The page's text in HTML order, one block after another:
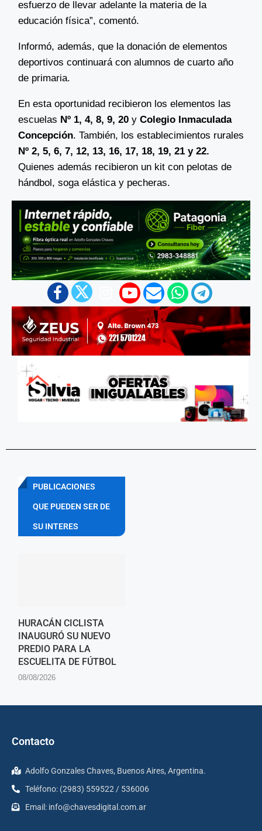
esfuerzo de llevar adelante la materia de la
educación física”, comentó.
Informó, además, que la donación de elementos
deportivos continuará con alumnos de cuarto año
de primaria.
En esta oportunidad recibieron los elementos las
escuelas Nº 1, 4, 8, 9, 20 y Colegio Inmaculada
Concepción. También, los establecimientos rurales
Nº 2, 5, 6, 7, 12, 13, 16, 17, 18, 19, 21 y 22.
Quienes además recibieron un kit con pelotas de
hándbol, soga elástica y pecheras.
PUBLICACIONES
QUE PUEDEN SER DE
SU INTERES
HURACÁN CICLISTA
INAUGURÓ SU NUEVO
PREDIO PARA LA
ESCUELITA DE FÚTBOL
08/08/2026
Contacto
Adolfo Gonzales Chaves, Buenos Aires, Argentina.
Teléfono: (2983) 559522 / 536006
Email: info@chavesdigital.com.ar